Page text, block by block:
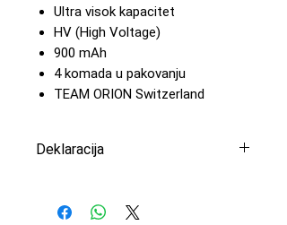
Ultra visok kapacitet
HV (High Voltage)
900 mAh
4 komada u pakovanju
TEAM ORION Switzerland
Deklaracija
d.o.o